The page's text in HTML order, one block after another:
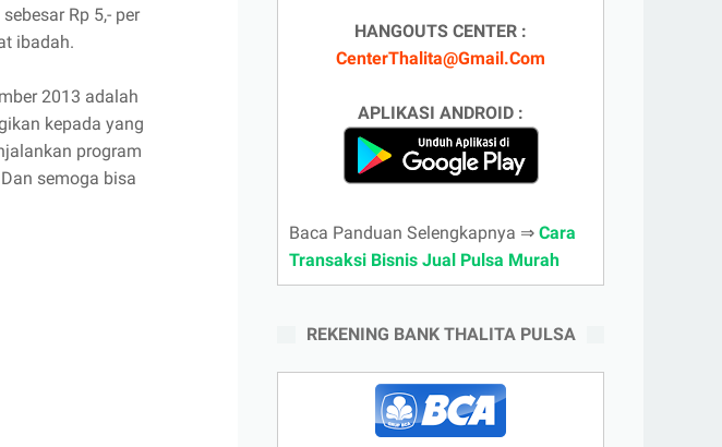
Rp 5,- per
ibadah.
2013 adalah
kepada yang
program
semoga bisa
HANGOUTS CENTER :
CenterThalita@Gmail.Com
APLIKASI ANDROID :
Baca Panduan Selengkapnya ⇒ Cara
Transaksi Bisnis Jual Pulsa Murah
REKENING BANK THALITA PULSA